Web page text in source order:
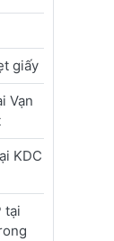
giấy
Vạn
KDC
tại